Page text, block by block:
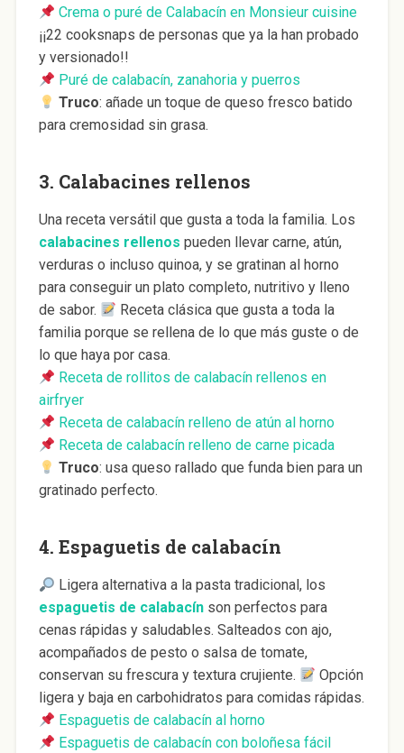
Crema o puré de Calabacín en Monsieur cuisine
¡¡22 cooksnaps de personas que ya la han probado
y versionado!!
Puré de calabacín, zanahoria y puerros
Truco: añade un toque de queso fresco batido
para cremosidad sin grasa.
3. Calabacines rellenos
Una receta versátil que gusta a toda la familia. Los
calabacines rellenos pueden llevar carne, atún,
verduras o incluso quinoa, y se gratinan al horno
para conseguir un plato completo, nutritivo y lleno
de sabor.
Receta clásica que gusta a toda la
familia porque se rellena de lo que más guste o de
lo que haya por casa.
Receta de rollitos de calabacín rellenos en
airfryer
Receta de calabacín relleno de atún al horno
Receta de calabacín relleno de carne picada
Truco: usa queso rallado que funda bien para un
gratinado perfecto.
4. Espaguetis de calabacín
Ligera alternativa a la pasta tradicional, los
espaguetis de calabacínson perfectos para
cenas rápidas y saludables. Salteados con ajo,
acompañados de pesto o salsa de tomate,
conservan su frescura y textura crujiente.
Opción
ligera y baja en carbohidratos para comidas rápidas.
Espaguetis de calabacín al horno
Espaguetis de calabacín con boloñesa fácil